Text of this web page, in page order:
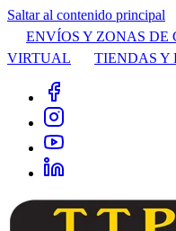
Saltar al contenido principal
ENVÍOS Y ZONAS DE
VIRTUAL
TIENDAS Y